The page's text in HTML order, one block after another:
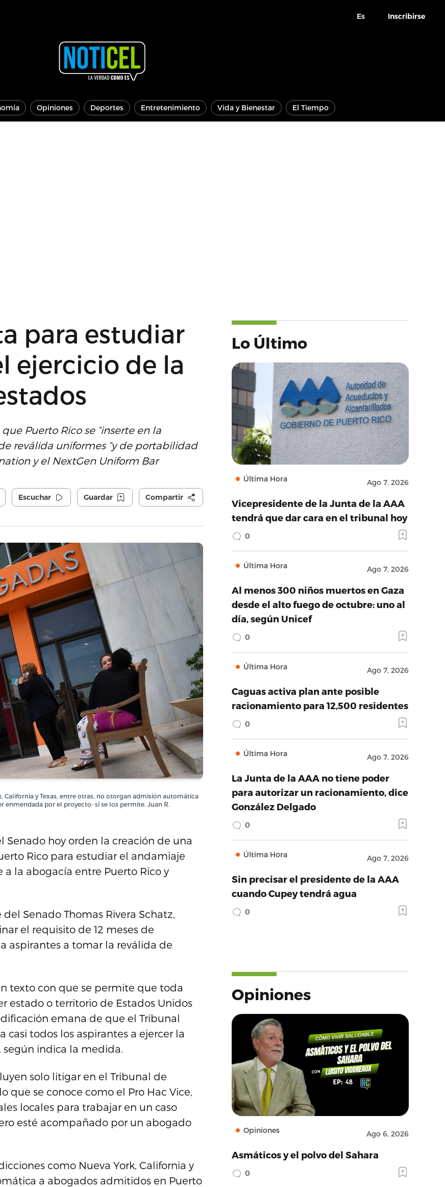
Es Inscribirse
Opiniones Deportes Entretenimiento Vida y Bienestar El Tiempo
para estudiar
ejercicio de la
Puerto Rico se “inserte en la
reválida uniformes “y de portabilidad
y el NextGen Uniform Bar
Escuchar Guardar Compartir
California y Texas, entre otras, no otorgan admisión automática
enmendada por el proyecto- sí se los permite. Juan R.
hoy orden la creación de una
Rico para estudiar el andamiaje
la abogacía entre Puerto Rico y
Senado Thomas Rivera Schatz,
el requisito de 12 meses de
aspirantes a tomar la reválida de
texto con que se permite que toda
estado o territorio de Estados Unidos
emana de que el Tribunal
todos los aspirantes a ejercer la
según indica la medida.
solo litigar en el Tribunal de
que se conoce como el Pro Hac Vice,
locales para trabajar en un caso
esté acompañado por un abogado
como Nueva York, California y
a abogados admitidos en Puerto
Lo Último
Última Hora Ago 7, 2026
Vicepresidente de la Junta de la AAA
tendrá que dar cara en el tribunal hoy
0
Última Hora Ago 7, 2026
Al menos 300 niños muertos en Gaza
desde el alto fuego de octubre: uno al
día, según Unicef
0
Última Hora Ago 7, 2026
Caguas activa plan ante posible
racionamiento para 12,500 residentes
0
Última Hora Ago 7, 2026
La Junta de la AAA no tiene poder
para autorizar un racionamiento, dice
González Delgado
0
Última Hora Ago 7, 2026
Sin precisar el presidente de la AAA
cuando Cupey tendrá agua
0
Opiniones
Opiniones Ago 6, 2026
Asmáticos y el polvo del Sahara
0